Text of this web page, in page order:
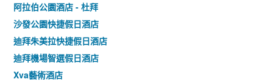
阿拉伯公園酒店 - 杜拜
沙發公園快捷假日酒店
迪拜朱美拉快捷假日酒店
迪拜機場智選假日酒店
Xva藝術酒店